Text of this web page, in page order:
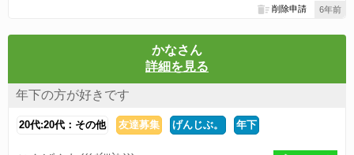
6年前
削除申請
かなさん
詳細を見る
年下の方が好きです
20代:20代：その他 友達募集 げんじぶ。 年下